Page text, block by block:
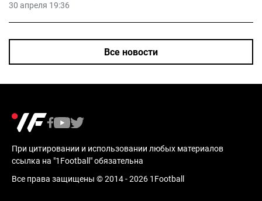
30 апреля 19:36
Все новости
При цитировании и использовании любых материалов
ссылка на "1Football" обязательна
Все права защищены © 2014 - 2026 1Football